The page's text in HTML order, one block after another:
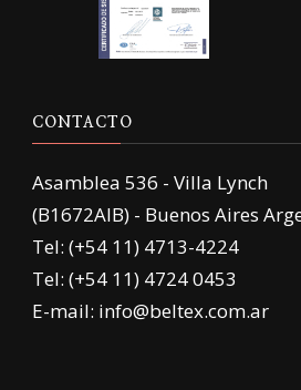
CONTACTO
Asamblea 536 - Villa Lynch
(B1672AIB) - Buenos Aires
Tel: (+54 11) 4713-4224
Tel: (+54 11) 4724 0453
E-mail: info@beltex.com.ar